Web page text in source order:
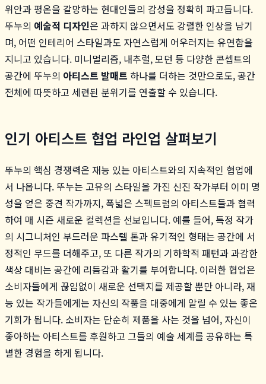
위안과 평온을 갈망하는 현대인들의 감성을 정확히 파고듭니다.
뚜누의 예술적 디자인은 과하지 않으면서도 강렬한 인상을 남기
며, 어떤 인테리어 스타일과도 자연스럽게 어우러지는 유연함을
지니고 있습니다. 미니멀리즘, 내추럴, 모던 등 다양한 콘셉트의
공간에 뚜누의 아티스트 발매트 하나를 더하는 것만으로도, 공간
전체에 따뜻하고 세련된 분위기를 연출할 수 있습니다.
인기 아티스트 협업 라인업 살펴보기
뚜누의 핵심 경쟁력은 재능 있는 아티스트와의 지속적인 협업에
서 나옵니다. 뚜누는 고유의 스타일을 가진 신진 작가부터 이미 명
성을 얻은 중견 작가까지, 폭넓은 스펙트럼의 아티스트들과 협력
하여 매 시즌 새로운 컬렉션을 선보입니다. 예를 들어, 특정 작가
의 시그니처인 부드러운 파스텔 톤과 유기적인 형태는 공간에 서
정적인 무드를 더해주고, 또 다른 작가의 기하학적 패턴과 과감한
색상 대비는 공간에 리듬감과 활기를 부여합니다. 이러한 협업은
소비자들에게 끊임없이 새로운 선택지를 제공할 뿐만 아니라, 재
능 있는 작가들에게는 자신의 작품을 대중에게 알릴 수 있는 좋은
기회가 됩니다. 소비자는 단순히 제품을 사는 것을 넘어, 자신이
좋아하는 아티스트를 후원하고 그들의 예술 세계를 공유하는 특
별한 경험을 하게 됩니다.